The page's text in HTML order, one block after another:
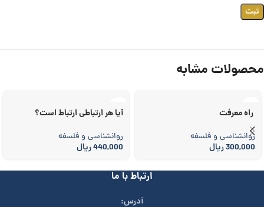
محصولات مشابه
راه معرفت
روانشناسی و فلسفه
300,000ریال
آیا هر ارتباطی ارتباط است؟
روانشناسی و فلسفه
440,000ریال
ارتباط با ما
آدرس: